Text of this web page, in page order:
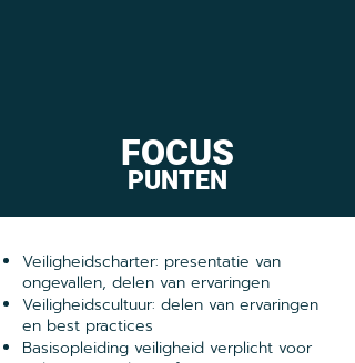
FOCUS
PUNTEN
Veiligheidscharter: presentatie van
ongevallen, delen van ervaringen
Veiligheidscultuur: delen van ervaringen
en best practices
Basisopleiding veiligheid verplicht voor